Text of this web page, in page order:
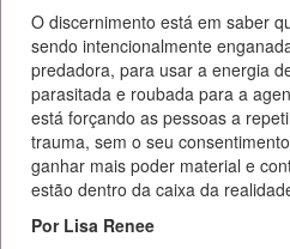
O discernimento está em saber
sendo intencionalmente
predadora, para usar a energia
parasitada e roubada para a
está forçando as pessoas a
trauma, sem o seu
ganhar mais poder material e
estão dentro da caixa da
Por Lisa Renee